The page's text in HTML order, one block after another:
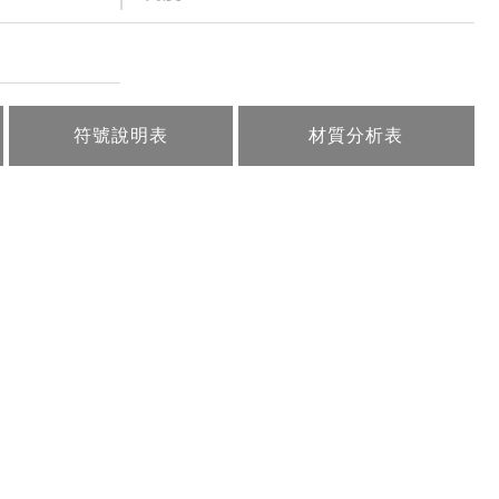
符號說明表 材質分析表